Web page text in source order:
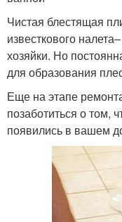
Чистая блестящая
известкового
хозяйки. Но
для образования
Еще на этапе
позаботиться о том,
появились в вашем